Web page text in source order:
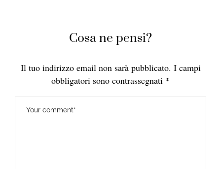
Cosa ne pensi?
Il tuo indirizzo email non sarà pubblicato. I campi
obbligatori sono contrassegnati *